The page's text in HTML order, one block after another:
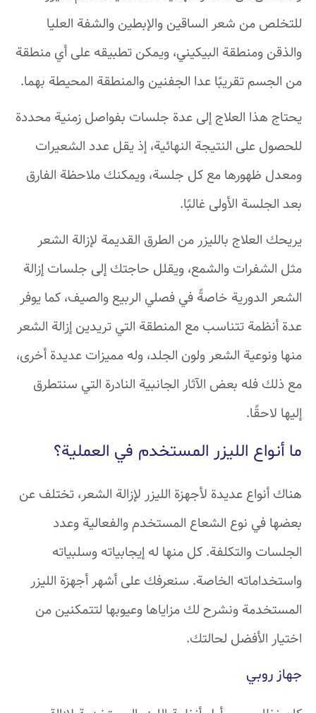
للتخلص من شعر الساقين والإبطين والشفة العليا
والذقن ومنطقة البيكيني، ويمكن تطبيقه على أي منطقة
من الجسم تقريبًا عدا الجفنين والمنطقة المحيطة بهما.
يحتاج هذا العلاج إلى عدة جلسات بفواصل زمنية محددة
للحصول على النتيجة النهائية، إذ يقل عدد الشعيرات
ومعدل ظهورها مع كل جلسة، ويمكنك ملاحظة الفارق
بعد الجلسة الأولى غالبًا.
يريحك العلاج بالليزر من الطرق القديمة لإزالة الشعر
مثل الشفرات والشمع، ويقلل حاجتك إلى جلسات إزالة
الشعر الدورية خاصةً في فصلي الربيع والصيف، كما يوفر
عدة أنظمة تتناسب مع المنطقة التي تريدين إزالة الشعر
منها ونوعية الشعر ولون الجلد، وله مميزات عديدة أخرى،
مع ذلك فله بعض الآثار الجانبية النادرة التي سنتطرق
إليها لاحقًا.
ما أنواع الليزر المستخدم في العملية؟
هناك أنواع عديدة لأجهزة الليزر لإزالة الشعر، تختلف عن
بعضها في نوع الشعاع المستخدم والفعالية وعدد
الجلسات والتكلفة. كل منها له إيجابياته وسلبياته
واستخداماته الخاصة. سنعرفك على أشهر أجهزة الليزر
المستخدمة ونشرح لك مزاياها وعيوبها لتتمكنين من
اختيار الأفضل لحالتك.
جهاز روبي